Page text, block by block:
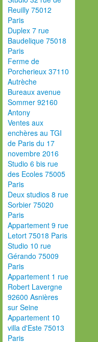
Reuilly 75012
Paris
Duplex 7 rue
Baudelique 75018
Paris
Ferme de
Porcherieux 37110
Autrèche
Bureaux avenue
Sommer 92160
Antony
Ventes aux
enchères au TGI
de Paris du 17
novembre 2016
Studio 6 bis rue
des Ecoles 75005
Paris
Deux studios 8 rue
Sorbier 75020
Paris
Appartement 9 rue
Letort 75018 Paris
Studio 10 rue
Gérando 75009
Paris
Appartement 1 rue
Robert Lavergne
92600 Asnières
sur Seine
Appartement 10
villa d'Este 75013
Paris